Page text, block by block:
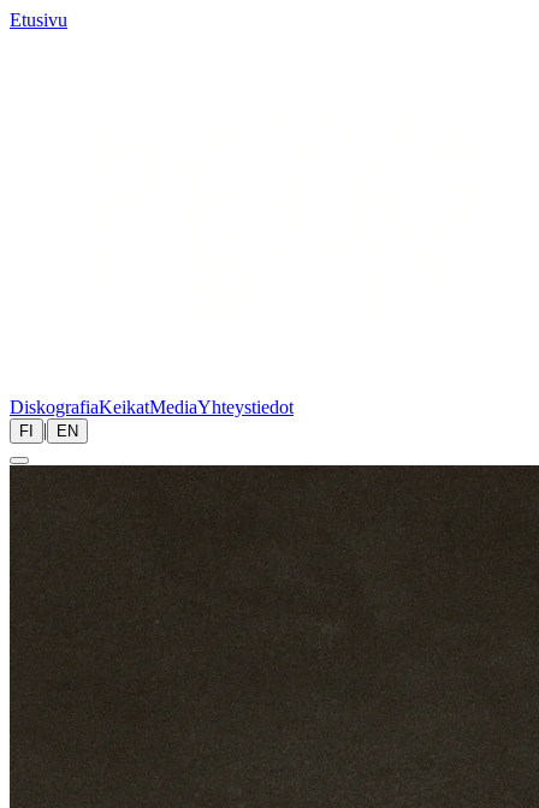
Etusivu
DiskografiaKeikatMediaYhteystiedot
FI | EN